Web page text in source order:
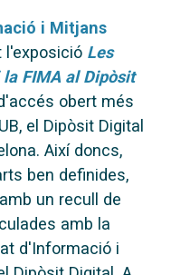
i Mitjans
l'exposició Les
FIMA al Dipòsit
obert més
el Dipòsit Digital
Així doncs,
ben definides,
un recull de
amb la
d'Informació i